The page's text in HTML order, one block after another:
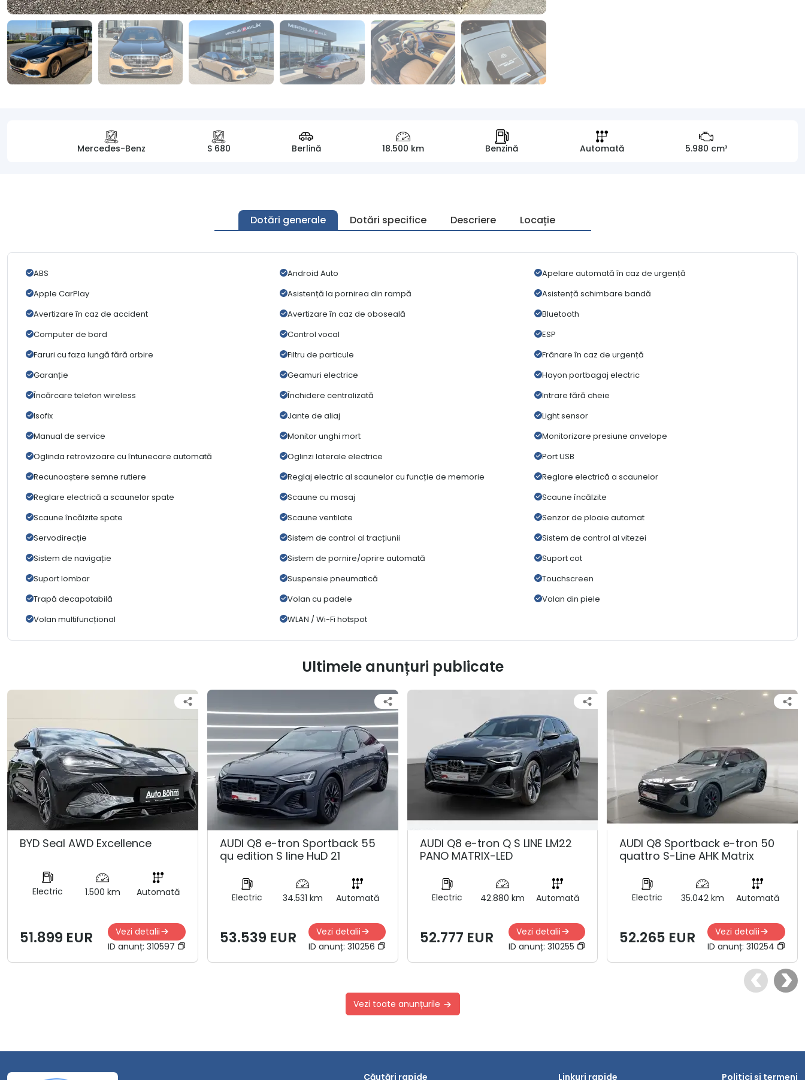
Mercedes-Benz S 680 Berlină 18.500 km Benzină Automată 5.980 cm³
Dotări generale Dotări specifice Descriere Locație
ABS Android Auto
Apelare automată în caz de urgență
Apple CarPlay
Asistență la pornirea din rampă
Asistență schimbare bandă
Avertizare în caz de accident
Avertizare în caz de oboseală
Bluetooth
Computer de bord
Control vocal
ESP
Faruri cu faza lungă fără orbire
Filtru de particule
Frânare în caz de urgență
Garanție
Geamuri electrice
Hayon portbagaj electric
Încărcare telefon wireless
Închidere centralizată
Intrare fără cheie
Isofix
Jante de aliaj
Light sensor
Manual de service
Monitor unghi mort
Monitorizare presiune anvelope
Oglinda retrovizoare cu întunecare automată
Oglinzi laterale electrice
Port USB
Recunoaștere semne rutiere
Reglaj electric al scaunelor cu funcție de memorie
Reglare electrică a scaunelor
Reglare electrică a scaunelor spate
Scaune cu masaj
Scaune încălzite
Scaune încălzite spate
Scaune ventilate
Senzor de ploaie automat
Servodirecție
Sistem de control al tracțiunii
Sistem de control al vitezei
Sistem de navigație
Sistem de pornire/oprire automată
Suport cot
Suport lombar
Suspensie pneumatică
Touchscreen
Trapă decapotabilă
Volan cu padele
Volan din piele
Volan multifuncțional
WLAN / Wi-Fi hotspot
Ultimele anunțuri publicate
BYD Seal AWD Excellence
Electric 1.500 km Automată
51.899 EUR
Vezi detalii
ID anunț: 310597
AUDI Q8 e-tron Sportback 55
qu edition S line HuD 21
Electric 34.531 km Automată
53.539 EUR
Vezi detalii
ID anunț: 310256
AUDI Q8 e-tron Q S LINE LM22
PANO MATRIX-LED
Electric 42.880 km Automată
52.777 EUR
Vezi detalii
ID anunț:310255
AUDI Q8 Sportback e-tron 50
quattro S-Line AHK Matrix
Electric 35.042 km Automată
52.265 EUR
Vezi detalii
ID anunț: 310254
Vezi toate anunțurile
Căutări rapide Linkuri rapide Politici și termeni